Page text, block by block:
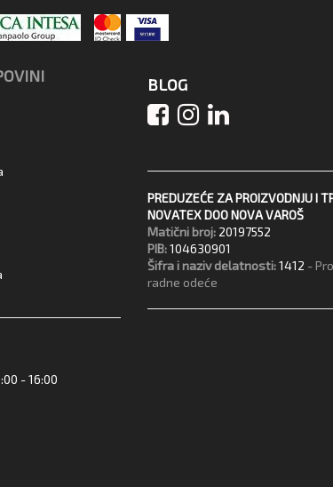
- 16:00
BLOG
PREDUZEĆE ZA PROIZVODNJU I
NOVATEX DOO NOVA VAROŠ
Matični broj: 20197552
PIB:104630901
Šifra i naziv delatnosti:1412 -
radne odeće